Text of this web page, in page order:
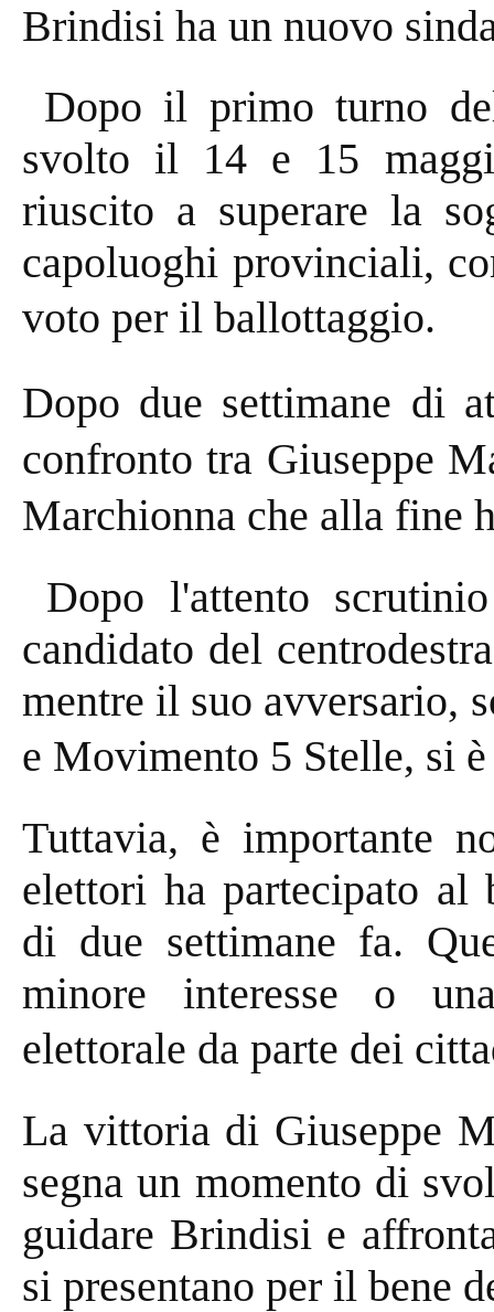
Brindisi ha un nuovo
Dopo il primo turno
svolto il 14 e 15
riuscito a superare la
capoluoghi provinciali,
voto per il ballottaggio.
Dopo due settimane di
confronto tra Giuseppe
Marchionna che alla fine
Dopo l'attento
candidato del
mentre il suo avversario,
e Movimento 5 Stelle, si
Tuttavia, è importante
elettori ha partecipato al
di due settimane fa.
minore interesse o
elettorale da parte dei
La vittoria di Giuseppe
segna un momento di
guidare Brindisi e
si presentano per il bene